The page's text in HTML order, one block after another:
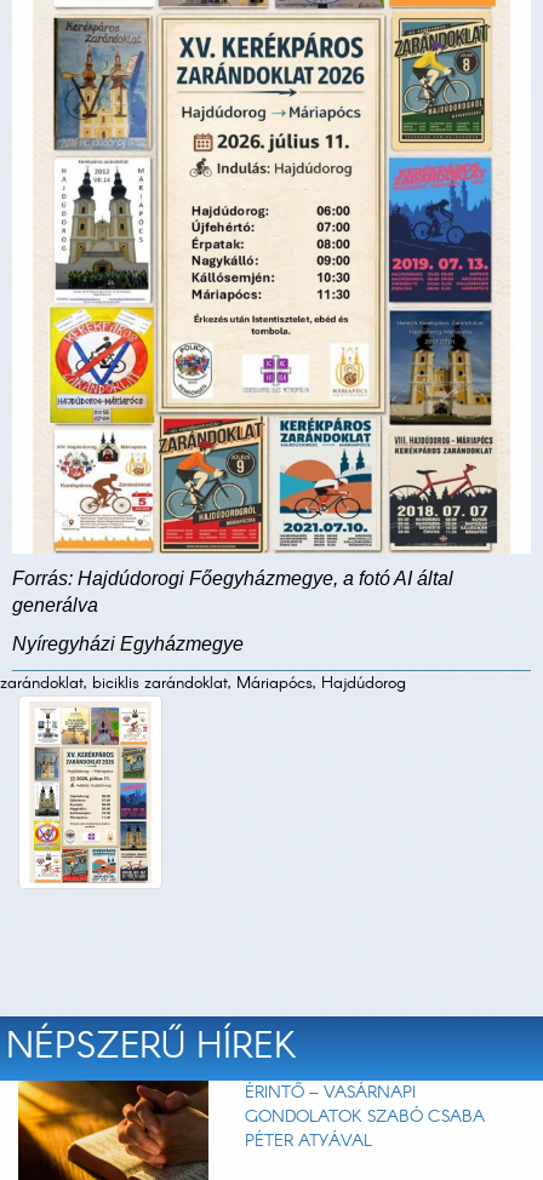
Forrás: Hajdúdorogi Főegyházmegye, a fotó AI által
generálva
Nyíregyházi Egyházmegye
zarándoklat, biciklis zarándoklat, Máriapócs, Hajdúdorog
NÉPSZERŰ HÍREK
ÉRINTŐ – VASÁRNAPI
GONDOLATOK SZABÓ CSABA
PÉTER ATYÁVAL